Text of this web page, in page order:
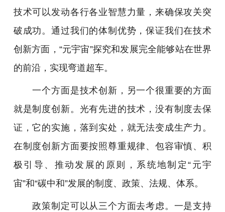
技术可以发动各行各业智慧力量，来确保攻关突
破成功。通过我们的体制优势，保证我们在技术
创新方面，“元宇宙”探究和发展完全能够站在世界
的前沿，实现弯道超车。
一个方面是技术创新，另一个很重要的方面
就是制度创新。光有先进的技术，没有制度去保
证，它的实施，落到实处，就无法变成生产力。
在制度创新方面要按照尊重规律、包容审慎、积
极引导、推动发展的原则，系统地制定“元宇
宙”和“碳中和”发展的制度、政策、法规、体系。
政策制定可以从三个方面去考虑。一是支持